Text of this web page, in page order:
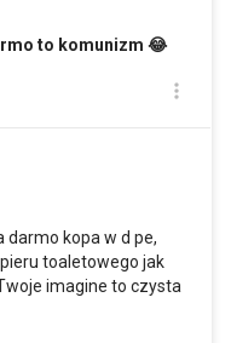
to komunizm 😂
darmo kopa w d pe,
toaletowego jak
imagine to czysta